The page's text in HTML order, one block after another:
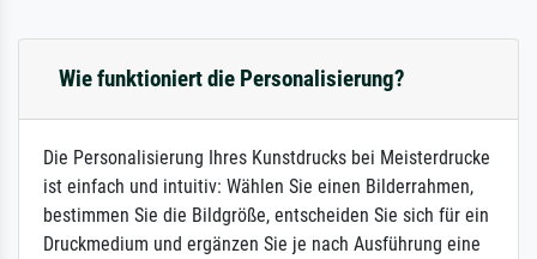
Wie funktioniert die Personalisierung?
Die Personalisierung Ihres Kunstdrucks bei Meisterdrucke
ist einfach und intuitiv: Wählen Sie einen Bilderrahmen,
bestimmen Sie die Bildgröße, entscheiden Sie sich für ein
Druckmedium und ergänzen Sie je nach Ausführung eine